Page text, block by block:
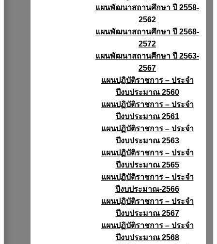
แผนพัฒนาสถานศึกษา ปี 2558-
2562
แผนพัฒนาสถานศึกษา ปี 2568-
2572
แผนพัฒนาสถานศึกษา ปี 2563-
2567
แผนปฏิบัติราชการ – ประจำ
ปีงบประมาณ 2560
แผนปฏิบัติราชการ – ประจำ
ปีงบประมาณ 2561
แผนปฏิบัติราชการ – ประจำ
ปีงบประมาณ 2563
แผนปฏิบัติราชการ – ประจำ
ปีงบประมาณ 2565
แผนปฏิบัติราชการ – ประจำ
ปีงบประมาณ-2566
แผนปฏิบัติราชการ – ประจำ
ปีงบประมาณ 2567
แผนปฏิบัติราชการ – ประจำ
ปีงบประมาณ 2568